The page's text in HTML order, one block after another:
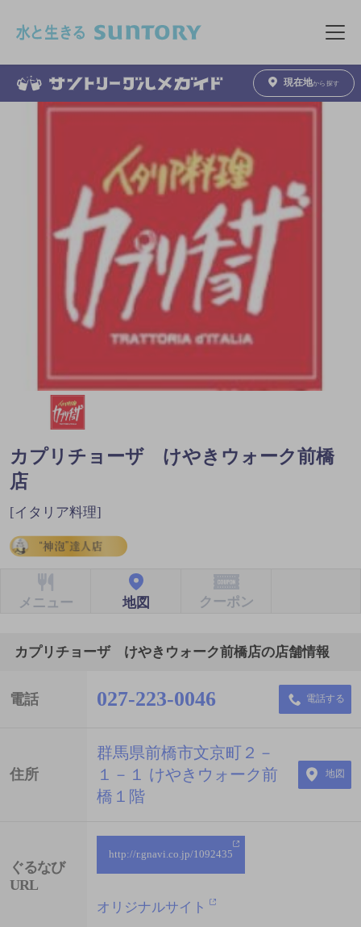
メニュ
現在地から探す
カプリチョーザ けやきウォーク前橋
店
[イタリア料理]
メニュー 地図 クーポン
カプリチョーザ けやきウォーク前橋店の店舗情報
電話 027-223-0046 電話する
住所
群馬県前橋市文京町２－
１－１ けやきウォーク前
橋１階
地図
ぐるなび
URL
http://r.gnavi.co.jp/1092435
オリジナルサイト